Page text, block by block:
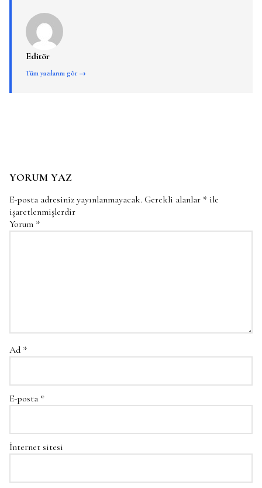
Editör
Tüm yazılarını gör →
YORUM YAZ
E-posta adresiniz yayınlanmayacak. Gerekli alanlar * ile
işaretlenmişlerdir
Yorum *
Ad *
E-posta *
İnternet sitesi